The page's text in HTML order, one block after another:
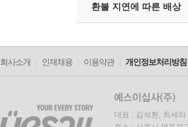
환불 지연에 따른 배상
회사소개 인재채용 이용약관 개인정보처리방침
대표 : 김석환, 최세라